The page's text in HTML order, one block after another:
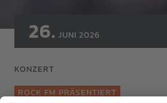
26. JUNI 2026
KONZERT
ROCK FM PRÄSENTIERT